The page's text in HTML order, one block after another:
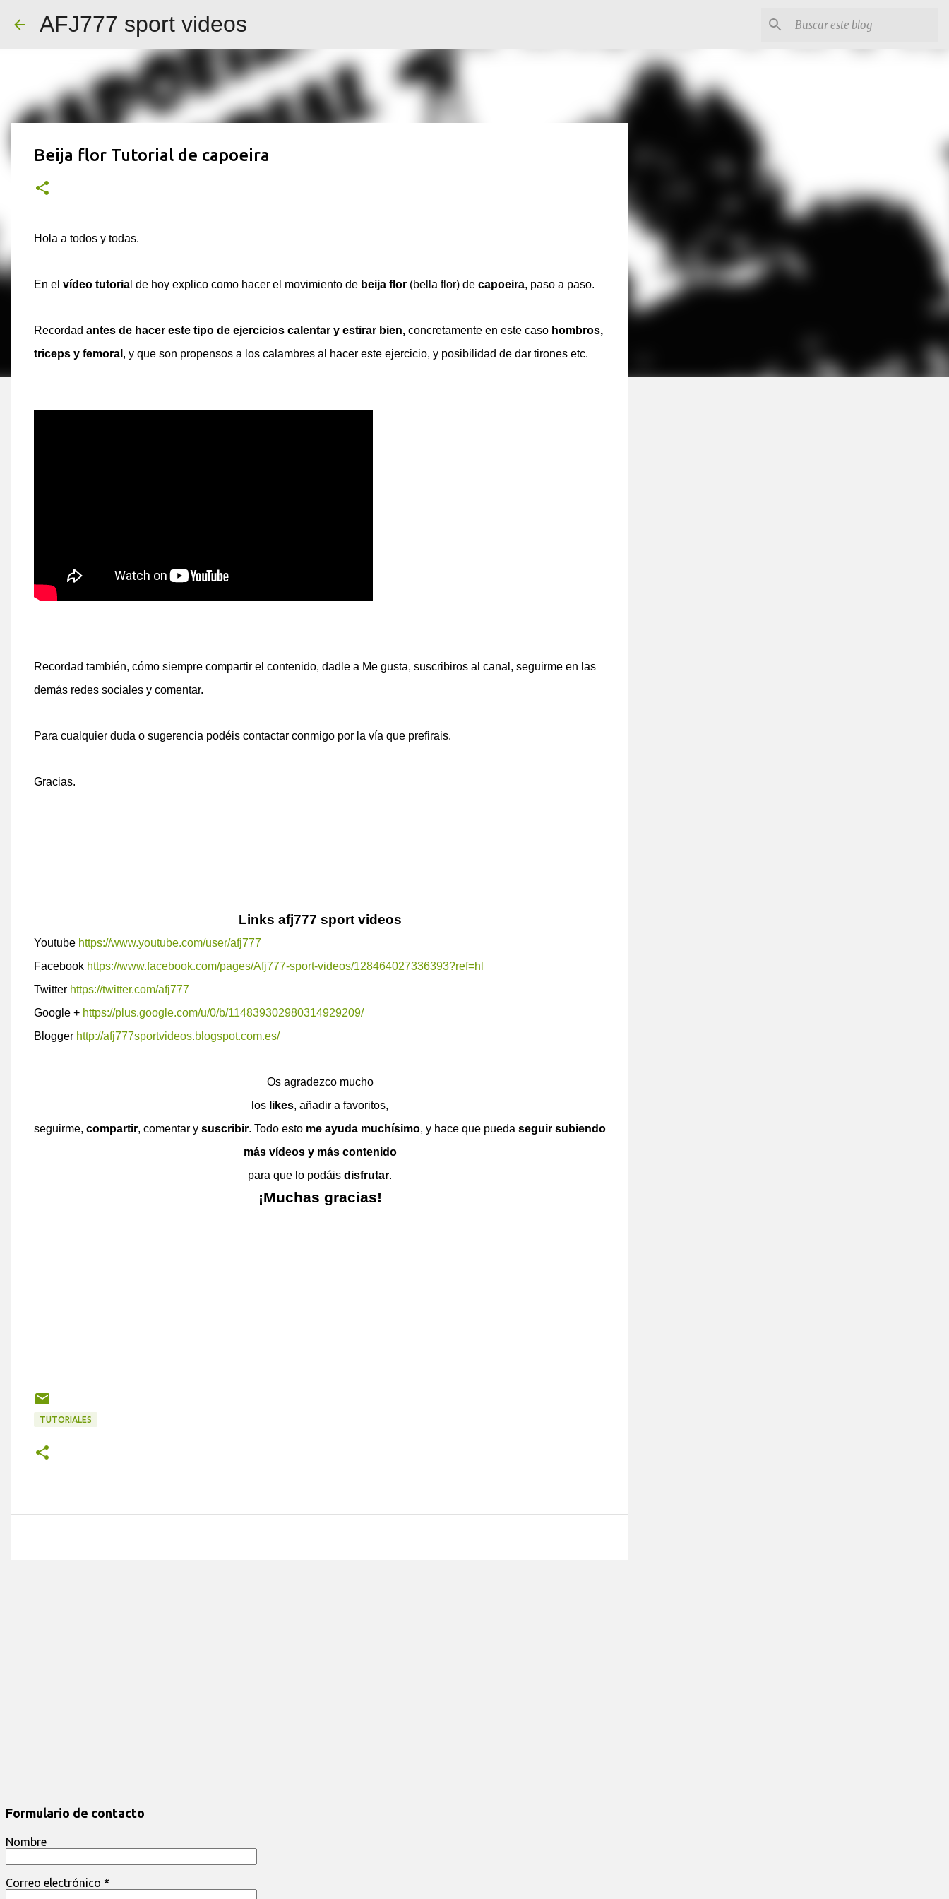
AFJ777 sport videos
Beija flor Tutorial de capoeira
Hola a todos y todas.
En el vídeo tutoria l de hoy explico como hacer el movimiento de beija flor (bella flor) de capoeira, paso a paso.
Recordad antes de hacer este tipo de ejercicios calentar y estirar bien, concretamente en este caso hombros,
triceps y femoral , y que son propensos a los calambres al hacer este ejercicio, y posibilidad de dar tirones etc.
Recordad también, cómo siempre compartir el contenido, dadle a Me gusta, suscribiros al canal, seguirme en las
demás redes sociales y comentar.
Para cualquier duda o sugerencia podéis contactar conmigo por la vía que prefirais.
Gracias.
Links afj777 sport videos
Youtube https://www.youtube.com/user/afj777
Facebook https://www.facebook.com/pages/Afj777-sport-videos/128464027336393?ref=hl
Twitter https://twitter.com/afj777
Google + https://plus.google.com/u/0/b/114839302980314929209/
Blogger http://afj777sportvideos.blogspot.com.es/
Os agradezco mucho
los likes, añadir a favoritos,
seguirme, compartir, comentar y suscribir. Todo esto me ayuda muchísimo, y hace que pueda seguir subiendo
más vídeos y más contenido
para que lo podáis disfrutar.
¡Muchas gracias!
TUTORIALES
Formulario de contacto
Nombre
Correo electrónico *